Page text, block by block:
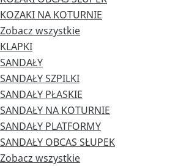
KOZAKI NA KOTURNIE
Zobacz wszystkie
KLAPKI
SANDAŁY
SANDAŁY SZPILKI
SANDAŁY PŁASKIE
SANDAŁY NA KOTURNIE
SANDAŁY PLATFORMY
SANDAŁY OBCAS SŁUPEK
Zobacz wszystkie